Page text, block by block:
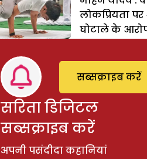
लोकप्रियता पर
घोटाले के
सरिता डिजिटल
सब्सक्राइब करें
अपनी पसंदीदा कहानियां
सब्सक्राइब करें